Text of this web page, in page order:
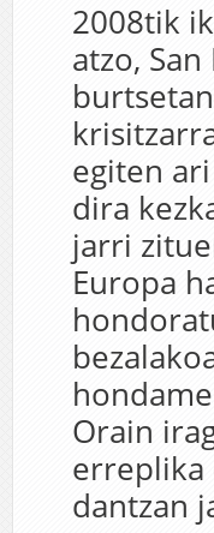
2008tik
atzo,
egiten
dira
jarri
Europa
Orain
erreplika
dantzan